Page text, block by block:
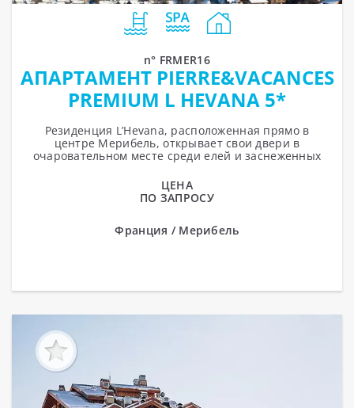
n° FRMER16
АПАРТАМЕНТ PIERRE&VACANCES
PREMIUM L HEVANA 5*
RESIDENCE
Резиденция L’Hevana, расположенная прямо в
центре Мерибель, открывает свои двери в
очаровательном месте среди елей и заснеженных
ЦЕНА
ПО ЗАПРОСУ
Франция / Мерибель